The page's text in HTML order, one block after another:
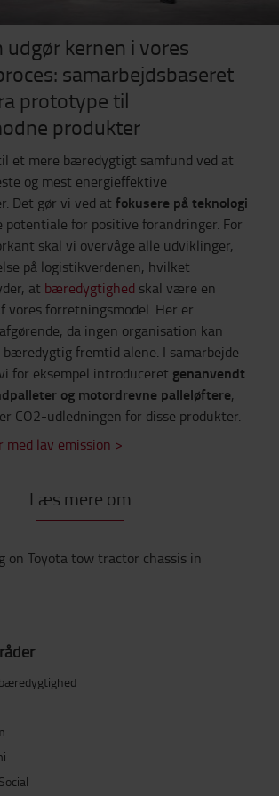
kernen i vores
samarbejdsbaseret
prototype til
produkter
et mere bæredygtigt samfund ved at
og mest energieffektive
Det gør vi ved at fokusere på teknologi
potentiale for positive forandringer. For
skal vi overvåge alle udviklinger,
på logistikverdenen, hvilket
at bæredygtighed skal være en
vores forretningsmodel. Her er
afgørende, da ingen organisation kan
bæredygtig fremtid alene. I samarbejde
for eksempel introduceret genanvendt
og motordrevne palleløftere,
CO2-udledningen for disse produkter.
med lav emission >
Læs mere om